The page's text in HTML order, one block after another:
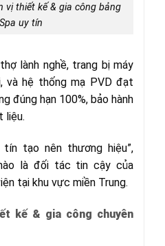
vị thiết kế & gia công bảng
uy tín
lành nghề, trang bị máy
và hệ thống mạ PVD đạt
đúng hạn 100%, bảo hành
liệu.
tín tạo nên thương hiệu”,
là đối tác tin cậy của
tại khu vực miền Trung.
kế & gia công chuyên